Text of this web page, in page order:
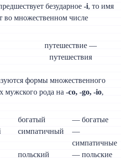
безударное-i, то имя
во множественном числе
путешествие —
путешествия
формы множественного
мужского рода на-co, -go, -io,
богатый
— богатые
симпатичный
—
симпатичные
польский
— польские